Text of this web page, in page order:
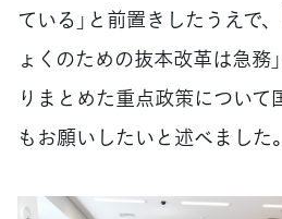
ている」と前置きしたうえで
ょくのための抜本改革は急務
りまとめた重点政策について
もお願いしたいと述べました。